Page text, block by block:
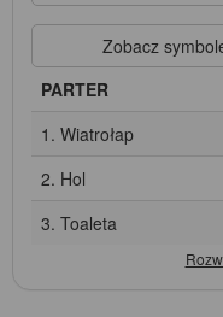
Zobacz
PARTER
1. Wiatrołap
2. Hol
3. Toaleta